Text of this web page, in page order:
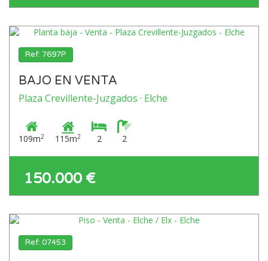
Ref: 7697P
BAJO EN VENTA
Plaza Crevillente-Juzgados · Elche
109m2 115m2 2 2
150.000 €
Ref: 07453